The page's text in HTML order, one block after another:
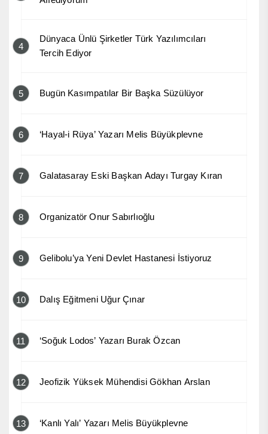
4
Dünyaca Ünlü Şirketler Türk Yazılımcıları
Tercih Ediyor
5 Bugün Kasımpatılar Bir Başka Süzülüyor
6 ‘Hayal-i Rüya’ Yazarı Melis Büyükplevne
7 Galatasaray Eski Başkan Adayı Turgay Kıran
8 Organizatör Onur Sabırlıoğlu
9 Gelibolu’ya Yeni Devlet Hastanesi İstiyoruz
10 Dalış Eğitmeni Uğur Çınar
11 ‘Soğuk Lodos’ Yazarı Burak Özcan
12 Jeofizik Yüksek Mühendisi Gökhan Arslan
13 ‘Kanlı Yalı’ Yazarı Melis Büyükplevne